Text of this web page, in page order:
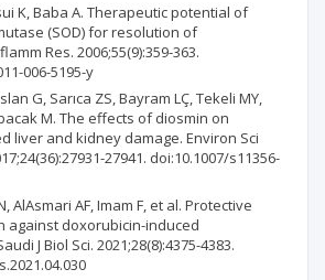
K, Baba A. Therapeutic potential of
(SOD) for resolution of
Res. 2006;55(9):359-363.
006-5195-y
G, Sarıca ZS, Bayram LÇ, Tekeli MY,
M. The effects of diosmin on
liver and kidney damage. Environ Sci
27941. doi:10.1007/s11356-
AlAsmari AF, Imam F, et al. Protective
against doxorubicin-induced
J Biol Sci. 2021;28(8):4375-4383.